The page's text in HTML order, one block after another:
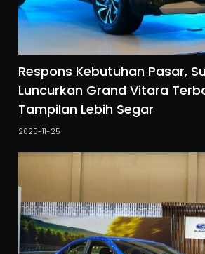
Respons Kebutuhan Pasar,
Luncurkan Grand Vitara
Tampilan Lebih Segar
2025-11-25